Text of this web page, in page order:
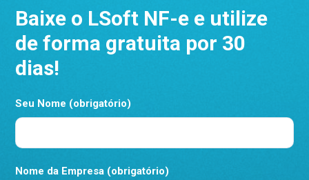
Baixe o LSoft NF-e e utilize
de forma gratuita por 30
dias!
Seu Nome (obrigatório)
Nome da Empresa (obrigatório)